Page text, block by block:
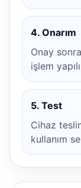
4. Onarım
Onay
işlem
5. Test
Cihaz
kullanım